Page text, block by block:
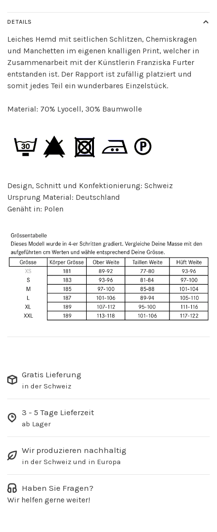
DETAILS
Leiches Hemd mit seitlichen Schlitzen, Chemiskragen
und Manchetten im eigenen knalligen Print, welcher in
Zusammenarbeit mit der Künstlerin Franziska Furter
entstanden ist. Der Rapport ist zufällig platziert und
somit jedes Teil ein wunderbares Einzelstück.
Material: 70% Lyocell, 30% Baumwolle
Design, Schnitt und Konfektionierung: Schweiz
Ursprung Material: Deutschland
Genäht in: Polen
Gratis Lieferung
in der Schweiz
3 - 5 Tage Lieferzeit
ab Lager
Wir produzieren nachhaltig
in der Schweiz und in Europa
Haben Sie Fragen?
Wir helfen gerne weiter!